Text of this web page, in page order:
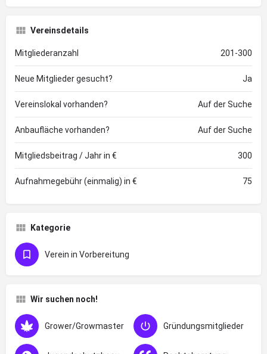
Vereinsdetails
Mitgliederanzahl 201-300
Neue Mitglieder gesucht? Ja
Vereinslokal vorhanden? Auf der Suche
Anbaufläche vorhanden? Auf der Suche
Mitgliedsbeitrag / Jahr in € 300
Aufnahmegebühr (einmalig) in € 75
Kategorie
Verein in Vorbereitung
Wir suchen noch!
Grower/Growmaster Gründungsmitglieder